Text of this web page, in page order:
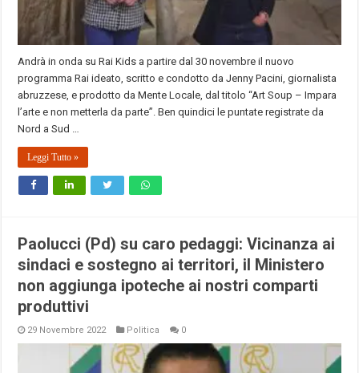
Andrà in onda su Rai Kids a partire dal 30 novembre il nuovo
programma Rai ideato, scritto e condotto da Jenny Pacini, giornalista
abruzzese, e prodotto da Mente Locale, dal titolo “Art Soup – Impara
l’arte e non metterla da parte”. Ben quindici le puntate registrate da
Nord a Sud …
Leggi Tutto »
Paolucci (Pd) su caro pedaggi: Vicinanza ai
sindaci e sostegno ai territori, il Ministero
non aggiunga ipoteche ai nostri comparti
produttivi
29 Novembre 2022 Politica 0